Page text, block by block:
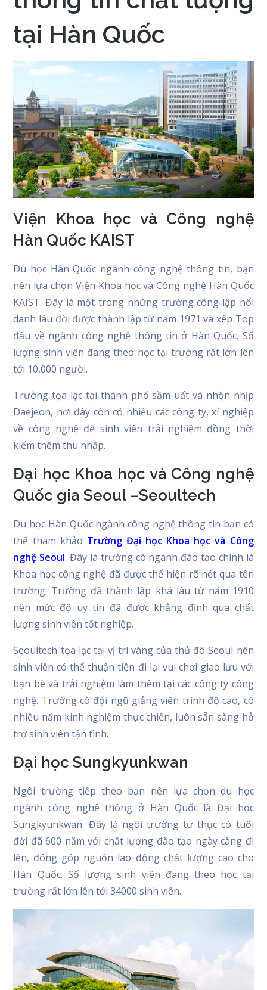
tại Hàn Quốc
Viện Khoa học và Công nghệ
Hàn Quốc KAIST
Du học Hàn Quốc ngành công nghệ thông tin, bạn
nên lựa chọn Viện Khoa học và Công nghệ Hàn Quốc
KAIST. Đây là một trong những trường công lập nổi
danh lâu đời được thành lập từ năm 1971 và xếp Top
đầu về ngành công nghệ thông tin ở Hàn Quốc. Số
lượng sinh viên đang theo học tại trường rất lớn lên
tới 10,000 người.
Trường tọa lạc tại thành phố sầm uất và nhộn nhịp
Daejeon, nơi đây còn có nhiều các công ty, xí nghiệp
về công nghệ để sinh viên trải nghiệm đồng thời
kiếm thêm thu nhập.
Đại học Khoa học và Công nghệ
Quốc gia Seoul –Seoultech
Du học Hàn Quốc ngành công nghệ thông tin bạn có
thể tham khảo Trường Đại học Khoa học và Công
nghệ Seoul. Đây là trường có ngành đào tạo chính là
Khoa học công nghệ đã được thể hiện rõ nét qua tên
trường. Trường đã thành lập khá lâu từ năm 1910
nên mức độ uy tín đã được khẳng định qua chất
lượng sinh viên tốt nghiệp.
Seoultech tọa lạc tại vị trí vàng của thủ đô Seoul nên
sinh viên có thể thuận tiện đi lại vui chơi giao lưu với
bạn bè và trải nghiệm làm thêm tại các công ty công
nghệ. Trường có đội ngũ giảng viên trình độ cao, có
nhiều năm kinh nghiệm thực chiến, luôn sẵn sàng hỗ
trợ sinh viên tận tình.
Đại học Sungkyunkwan
Ngôi trường tiếp theo bạn nên lựa chọn du học
ngành công nghệ thông ở Hàn Quốc là Đại học
Sungkyunkwan. Đây là ngôi trường tư thục có tuổi
đời đã 600 năm với chất lượng đào tạo ngày càng đi
lên, đóng góp nguồn lao động chất lượng cao cho
Hàn Quốc. Số lượng sinh viên đang theo học tại
trường rất lớn lên tới 34000 sinh viên.